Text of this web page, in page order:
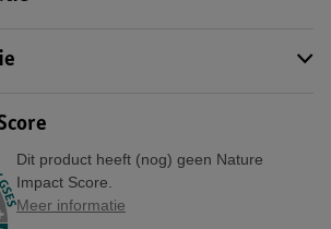
Dit product heeft (nog) geen Nature
Impact Score.
Meer informatie